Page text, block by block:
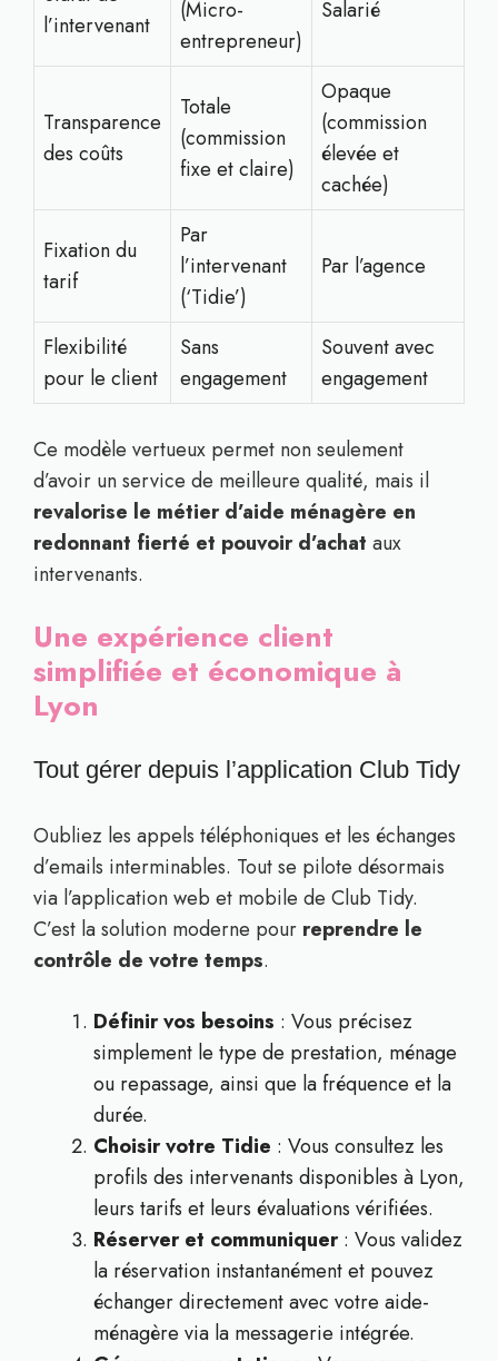
l’intervenant
(Micro-
entrepreneur)
Salarié
Transparence
des coûts
Totale
(commission
fixe et claire)
Opaque
(commission
élevée et
cachée)
Fixation du
tarif
Par
l’intervenant
(‘Tidie’)
Par l’agence
Flexibilité
pour le client
Sans
engagement
Souvent avec
engagement
Ce modèle vertueux permet non seulement
d’avoir un service de meilleure qualité, mais il
revalorise le métier d’aide ménagère en
redonnant fierté et pouvoir d’achat aux
intervenants.
Une expérience client
simplifiée et économique à
Lyon
Tout gérer depuis l’application Club Tidy
Oubliez les appels téléphoniques et les échanges
d’emails interminables. Tout se pilote désormais
via l’application web et mobile de Club Tidy.
C’est la solution moderne pour reprendre le
contrôle de votre temps.
Définir vos besoins : Vous précisez
simplement le type de prestation, ménage
ou repassage, ainsi que la fréquence et la
durée.
Choisir votre Tidie : Vous consultez les
profils des intervenants disponibles à Lyon,
leurs tarifs et leurs évaluations vérifiées.
Réserver et communiquer: Vous validez
la réservation instantanément et pouvez
échanger directement avec votre aide-
ménagère via la messagerie intégrée.